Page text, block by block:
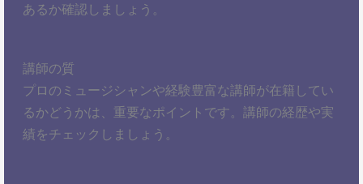
あるか確認しましょう。
講師の質
プロのミュージシャンや経験豊富な講師が在籍してい
るかどうかは、重要なポイントです。講師の経歴や実
績をチェックしましょう。